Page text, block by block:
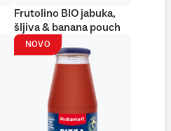
Frutolino BIO jabuka,
šljiva & banana pouch
NOVO